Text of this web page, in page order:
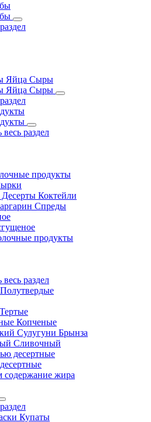
Яйца Сыры
Яйца Сыры
раздел
продукты
Коктейли
Спреды
продукты
раздел
Копченые
Сулугуни Брынза
Сливочный
десертные
содержание жира
Купаты